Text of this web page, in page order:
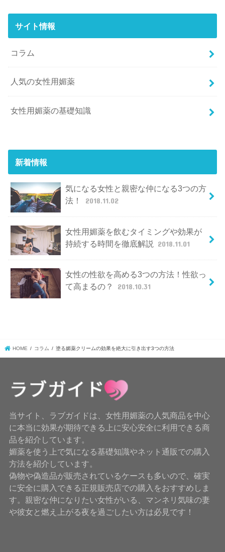
サイト情報
コラム
人気の女性用媚薬
女性用媚薬の基礎知識
新着情報
気になる女性と親密な仲になる3つの方
法！
2018.11.02
女性用媚薬を飲むタイミングや効果が
持続する時間を徹底解説
2018.11.01
女性の性欲を高める3つの方法！性欲っ
て高まるの？
2018.10.31
HOME コラム 塗る媚薬クリームの効果を絶大に引き出す3つの方法
当サイト、ラブガイドは、女性用媚薬の人気商品を中心
に本当に効果が期待できる上に安心安全に利用できる商
品を紹介しています。
媚薬を使う上で気になる基礎知識やネット通販での購入
方法を紹介しています。
偽物や偽造品が販売されているケースも多いので、確実
に安全に購入できる正規販売店での購入をおすすめしま
す。親密な仲になりたい女性がいる、マンネリ気味の妻
や彼女と燃え上がる夜を過ごしたい方は必見です！